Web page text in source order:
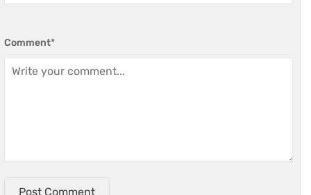
Comment*
Post Comment